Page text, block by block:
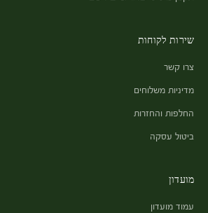
שירות לקוחות
צרו קשר
מדיניות משלוחים
החלפות והחזרות
ביטול עסקה
מועדון
עמוד מועדון